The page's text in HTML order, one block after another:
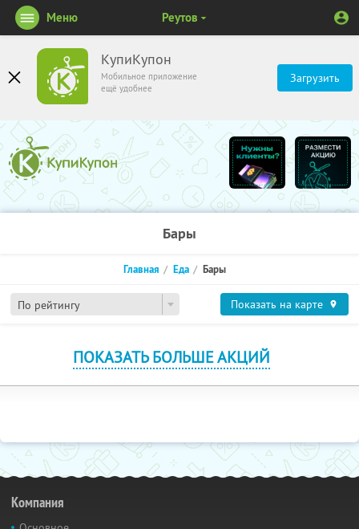
КупиКупон
Мобильное приложение
ещё удобнее
Загрузить
Меню Реутов
Бары
По рейтингу
Главная Еда Бары
Показать на карте
ПОКАЗАТЬ БОЛЬШЕ АКЦИЙ
Компания